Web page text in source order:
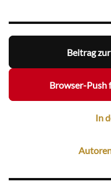
Beitrag
Browser-Push
In